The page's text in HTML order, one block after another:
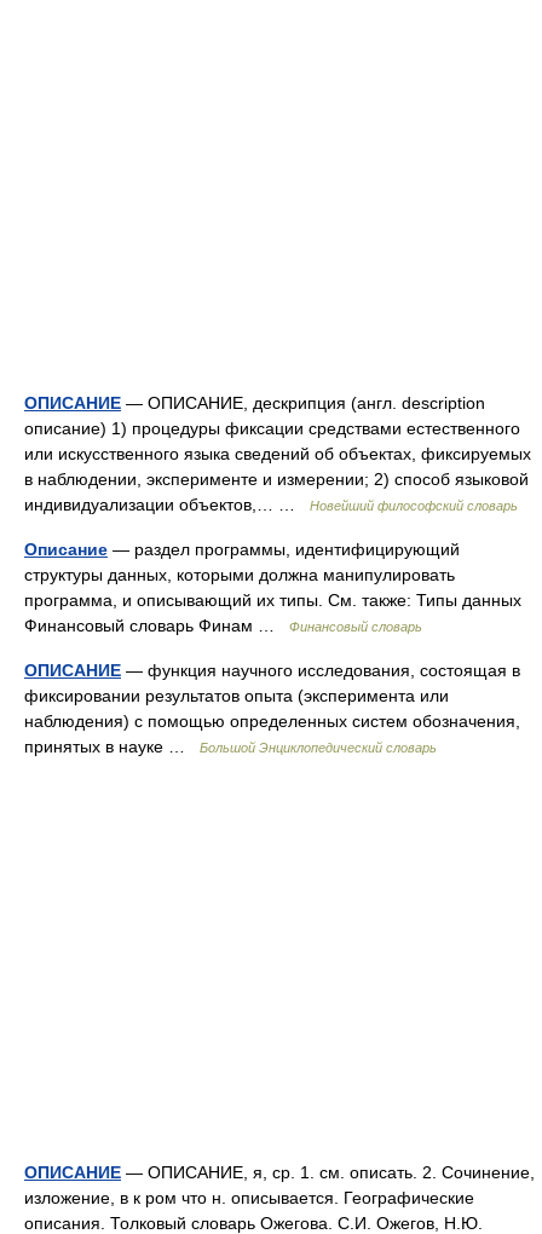
ОПИСАНИЕ — ОПИСАНИЕ, дескрипция (англ. description
описание) 1) процедуры фиксации средствами естественного
или искусственного языка сведений об объектах, фиксируемых
в наблюдении, эксперименте и измерении; 2) способ языковой
индивидуализации объектов,… …
Новейший философский словарь
Описание — раздел программы, идентифицирующий
структуры данных, которыми должна манипулировать
программа, и описывающий их типы. См. также: Типы данных
Финансовый словарь Финам …
Финансовый словарь
ОПИСАНИЕ — функция научного исследования, состоящая в
фиксировании результатов опыта (эксперимента или
наблюдения) с помощью определенных систем обозначения,
принятых в науке …
Большой Энциклопедический словарь
ОПИСАНИЕ — ОПИСАНИЕ, я, ср. 1. см. описать. 2. Сочинение,
изложение, в к ром что н. описывается. Географические
описания. Толковый словарь Ожегова. С.И. Ожегов, Н.Ю.